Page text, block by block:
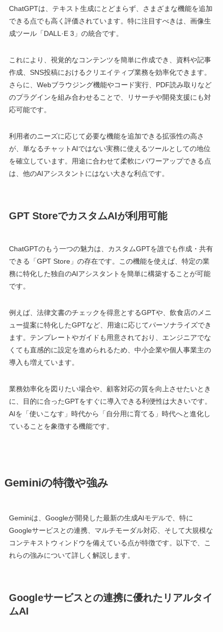
ChatGPTは、テキスト生成にとどまらず、さまざまな機能を追加
できる点でも高く評価されています。特に注目すべきは、画像生
成ツール「DALL·E 3」の統合です。
これにより、視覚的なコンテンツを簡単に作成でき、資料や記事
作成、SNS投稿におけるクリエイティブ業務を効率化できます。
さらに、Webブラウジング機能やコード実行、PDF読み取りなど
のプラグインを組み合わせることで、リサーチや開発支援にも対
応可能です。
利用者のニーズに応じて必要な機能を追加できる拡張性の高さ
が、単なるチャットAIではない実務に使えるツールとしての地位
を確立しています。用途に合わせて柔軟にパワーアップできる点
は、他のAIアシスタントにはない大きな利点です。
GPT StoreでカスタムAIが利用可能
ChatGPTのもう一つの魅力は、カスタムGPTを誰でも作成・共有
できる「GPT Store」の存在です。この機能を使えば、特定の業
務に特化した独自のAIアシスタントを簡単に構築することが可能
です。
例えば、法律文書のチェックを得意とするGPTや、飲食店のメニ
ュー提案に特化したGPTなど、用途に応じてパーソナライズでき
ます。テンプレートやガイドも用意されており、エンジニアでな
くても直感的に設定を進められるため、中小企業や個人事業主の
導入も増えています。
業務効率化を図りたい場合や、顧客対応の質を向上させたいとき
に、目的に合ったGPTをすぐに導入できる利便性は大きいです。
AIを「使いこなす」時代から「自分用に育てる」時代へと進化し
ていることを象徴する機能です。
Geminiの特徴や強み
Geminiは、Googleが開発した最新の生成AIモデルで、特に
Googleサービスとの連携、マルチモーダル対応、そして大規模な
コンテキストウィンドウを備えている点が特徴です。以下で、こ
れらの強みについて詳しく解説します。
Googleサービスとの連携に優れたリアルタイ
ムAI